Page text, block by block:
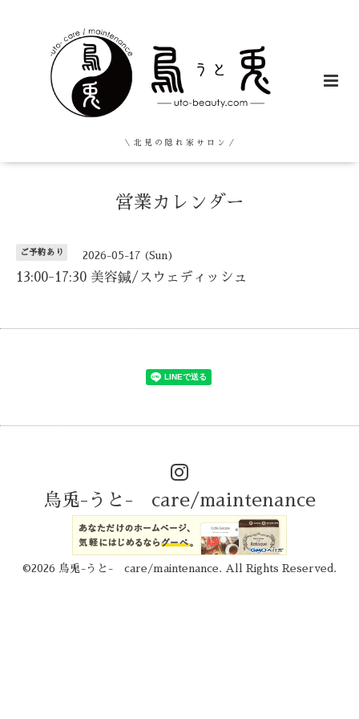
＼ 北 見 の 隠 れ 家 サ ロ ン ／
営業カレンダー
ご予約あり 2026-05-17 (Sun)
13:00-17:30 美容鍼/スウェディッシュ
烏兎-うと- care/maintenance
©2026 烏兎-うと- care/maintenance . All Rights Reserved.